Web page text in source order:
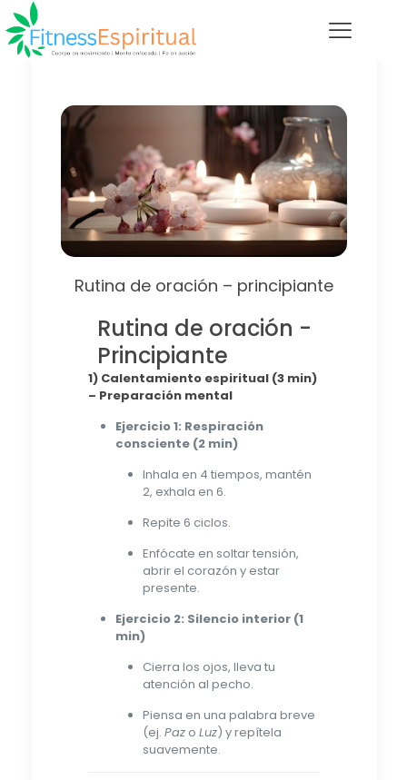
Rutina de oración – principiante
Rutina de oración -
Principiante
1) Calentamiento espiritual (3 min)
– Preparación mental
Ejercicio 1: Respiración
consciente (2 min)
Inhala en 4 tiempos, mantén
2, exhala en 6.
Repite 6 ciclos.
Enfócate en soltar tensión,
abrir el corazón y estar
presente.
Ejercicio 2: Silencio interior (1
min)
Cierra los ojos, lleva tu
atención al pecho.
Piensa en una palabra breve
(ej. Pazo Luz) y repítela
suavemente.